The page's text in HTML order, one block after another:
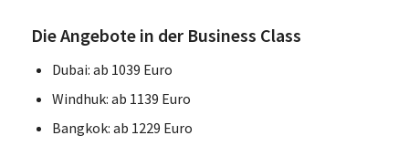
Die Angebote in der Business Class
Dubai: ab 1039 Euro
Windhuk: ab 1139 Euro
Bangkok: ab 1229 Euro